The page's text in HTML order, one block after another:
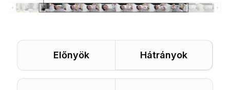
Előnyök Hátrányok